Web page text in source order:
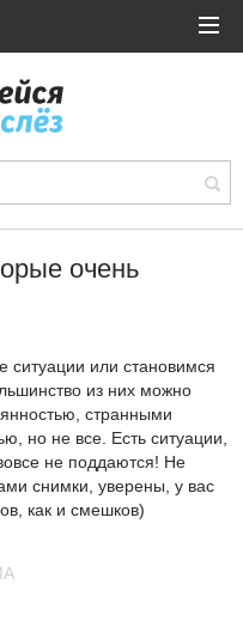
очень
ситуации или становимся
из них можно
странными
но не все. Есть ситуации,
не поддаются! Не
снимки, уверены, у вас
как и смешков)